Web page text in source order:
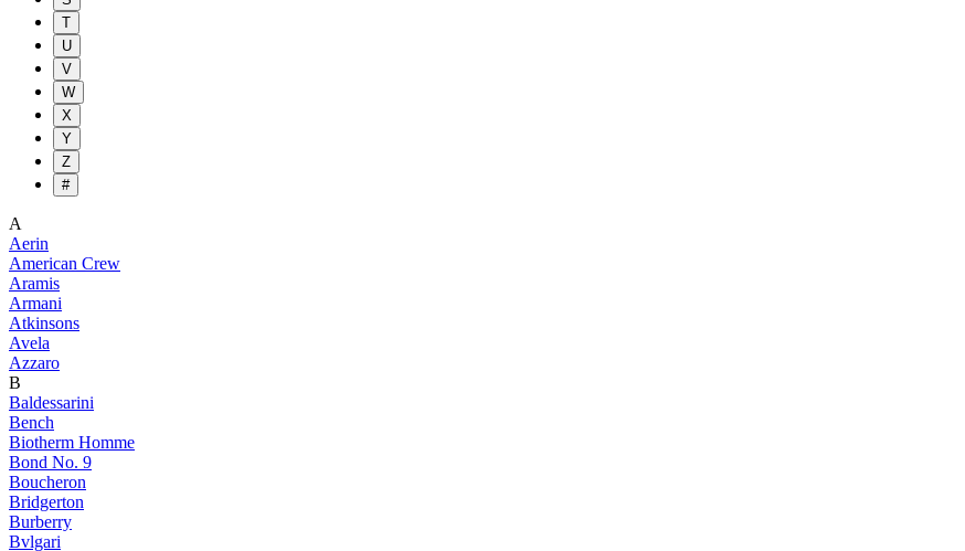
T
U
V
W
X
Y
Z
#
A
Aerin
American Crew
Aramis
Armani
Atkinsons
Avela
Azzaro
B
Baldessarini
Bench
Biotherm Homme
Bond No. 9
Boucheron
Bridgerton
Burberry
Bvlgari